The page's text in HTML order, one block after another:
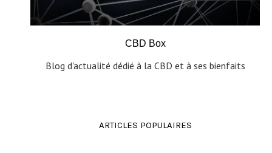
CBD Box
Blog d'actualité dédié à la CBD et à ses bienfaits
ARTICLES POPULAIRES